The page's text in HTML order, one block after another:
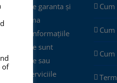
nu poate garanta și
asuma
că informațiile
pe site sunt
complete sau
iar serviciile
Cum
Cum
of